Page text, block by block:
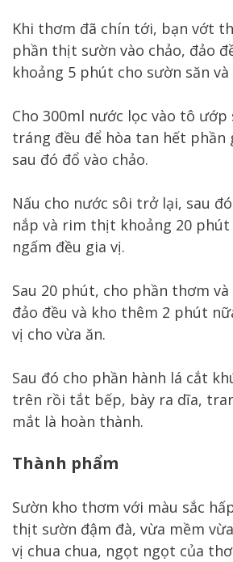
Khi thơm đã chín tới, bạn vớt
phần thịt sườn vào chảo, đảo
khoảng 5 phút cho sườn săn và
Cho 300ml nước lọc vào tô ướp
tráng đều để hòa tan hết phần
sau đó đổ vào chảo.
Nấu cho nước sôi trở lại, sau
nắp và rim thịt khoảng 20
ngấm đều gia vị.
Sau 20 phút, cho phần thơm
đảo đều và kho thêm 2 phút
vị cho vừa ăn.
Sau đó cho phần hành lá cắt
trên rồi tắt bếp, bày ra dĩa,
mắt là hoàn thành.
Thành phẩm
Sườn kho thơm với màu sắc
thịt sườn đậm đà, vừa mềm
vị chua chua, ngọt ngọt của